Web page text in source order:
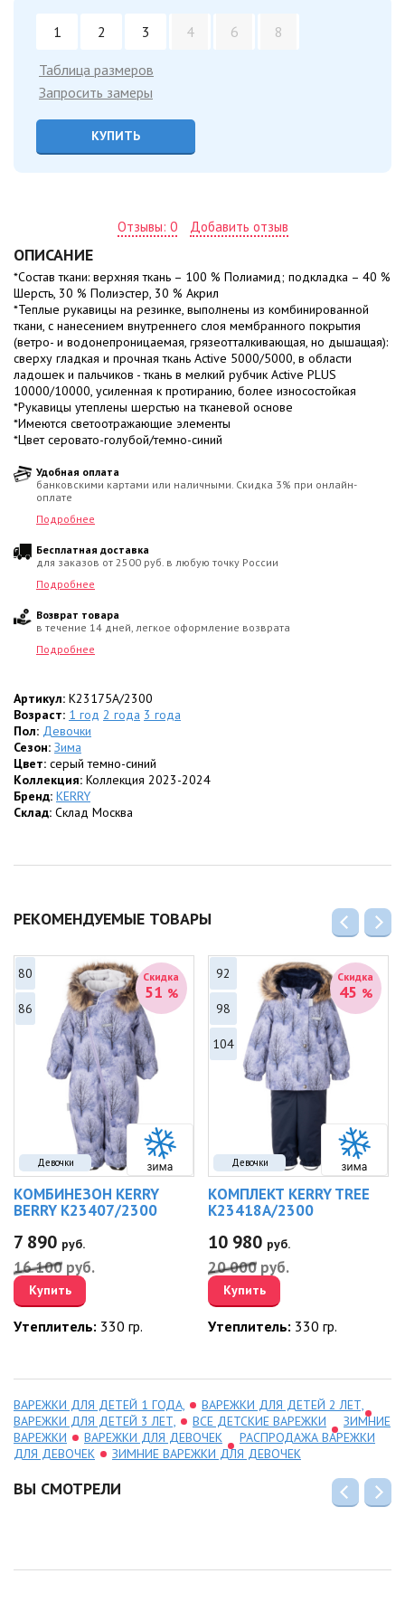
1 2 3 4 6 8
Таблица размеров
Запросить замеры
КУПИТЬ
Отзывы: 0 Добавить отзыв
ОПИСАНИЕ
*Состав ткани: верхняя ткань – 100 % Полиамид; подкладка – 40 %
Шерсть, 30 % Полиэстер, 30 % Акрил
*Теплые рукавицы на резинке, выполнены из комбинированной
ткани, с нанесением внутреннего слоя мембранного покрытия
(ветро- и водонепроницаемая, грязеотталкивающая, но дышащая):
сверху гладкая и прочная ткань Active 5000/5000, в области
ладошек и пальчиков - ткань в мелкий рубчик Active PLUS
10000/10000, усиленная к протиранию, более износостойкая
*Рукавицы утеплены шерстью на тканевой основе
*Имеются светоотражающие элементы
*Цвет серовато-голубой/темно-синий
Удобная оплата
банковскими картами или наличными. Скидка 3% при онлайн-
оплате
Подробнее
Бесплатная доставка
для заказов от 2500 руб. в любую точку России
Подробнее
Возврат товара
в течение 14 дней, легкое оформление возврата
Подробнее
Артикул: K23175A/2300
Возраст: 1 год 2 года 3 года
Пол: Девочки
Сезон: Зима
Цвет: серый темно-синий
Коллекция: Коллекция 2023-2024
Бренд: KERRY
Склад: Склад Москва
РЕКОМЕНДУЕМЫЕ ТОВАРЫ
Девочки
Скидка
51 %
80
86
КОМБИНЕЗОН KERRY
BERRY K23407/2300
7 890 руб.
16 100 руб.
Купить
Утеплитель: 330 гр.
Девочки
Скидка
45 %
92
98
104
КОМПЛЕКТ KERRY TREE
K23418A/2300
10 980 руб.
20 000 руб.
Купить
Утеплитель: 330 гр.
ВАРЕЖКИ ДЛЯ ДЕТЕЙ 1 ГОДА,
ВАРЕЖКИ ДЛЯ ДЕТЕЙ 2 ЛЕТ,
ВАРЕЖКИ ДЛЯ ДЕТЕЙ 3 ЛЕТ,
ВСЕ ДЕТСКИЕ ВАРЕЖКИ
ЗИМНИЕ
ВАРЕЖКИ
ВАРЕЖКИ ДЛЯ ДЕВОЧЕК
РАСПРОДАЖА ВАРЕЖКИ
ДЛЯ ДЕВОЧЕК
ЗИМНИЕ ВАРЕЖКИ ДЛЯ ДЕВОЧЕК
ВЫ СМОТРЕЛИ